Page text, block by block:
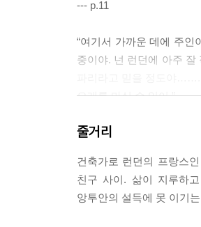
--- p.11
“여기서 가까운 데에 주
중이야. 넌 런던에 아주
오레를 마실 수 있어.”
--- pp.21-22
“난 이곳에서 평생을 보냈
“소중하게 보살피겠습니
노신사는 마티아스의 귀
줄거리
건축가로 런던의 프랑스
친구 사이. 삶이 지루하
앙투안의 설득에 못 이기